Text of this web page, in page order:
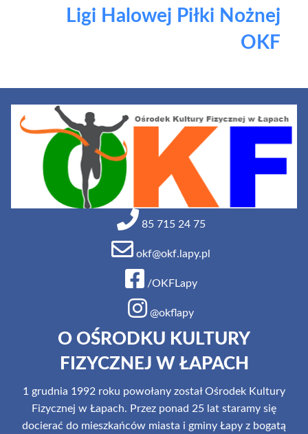
Ligi Halowej Piłki Nożnej
OKF
85 715 24 75
okf@okf.lapy.pl
/OKFLapy
@okflapy
O OŚRODKU KULTURY
FIZYCZNEJ W ŁAPACH
1 grudnia 1992 roku powołany został Ośrodek Kultury
Fizycznej w Łapach. Przez ponad 25 lat staramy się
docierać do mieszkańców miasta i gminy Łapy z bogatą